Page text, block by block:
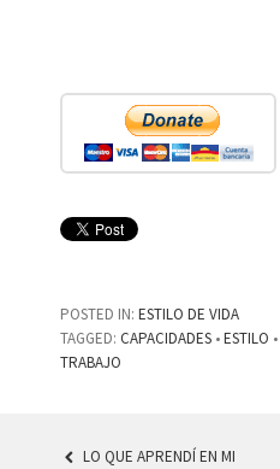
POSTED IN: ESTILO DE VIDA
TAGGED: CAPACIDADES •ESTILO •
TRABAJO
LO QUE APRENDÍ EN MI